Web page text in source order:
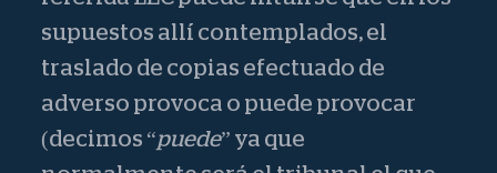
supuestos allí contemplados, el
traslado de copias efectuado de
adverso provoca o puede provocar
(decimos “puede” ya que